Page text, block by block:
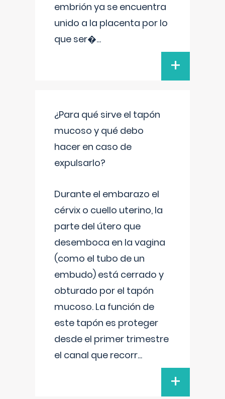
embrión ya se encuentra
unido a la placenta por lo
que ser�...
+
¿Para qué sirve el tapón
mucoso y qué debo
hacer en caso de
expulsarlo?
Durante el embarazo el
cérvix o cuello uterino, la
parte del útero que
desemboca en la vagina
(como el tubo de un
embudo) está cerrado y
obturado por el tapón
mucoso. La función de
este tapón es proteger
desde el primer trimestre
el canal que recorr...
+